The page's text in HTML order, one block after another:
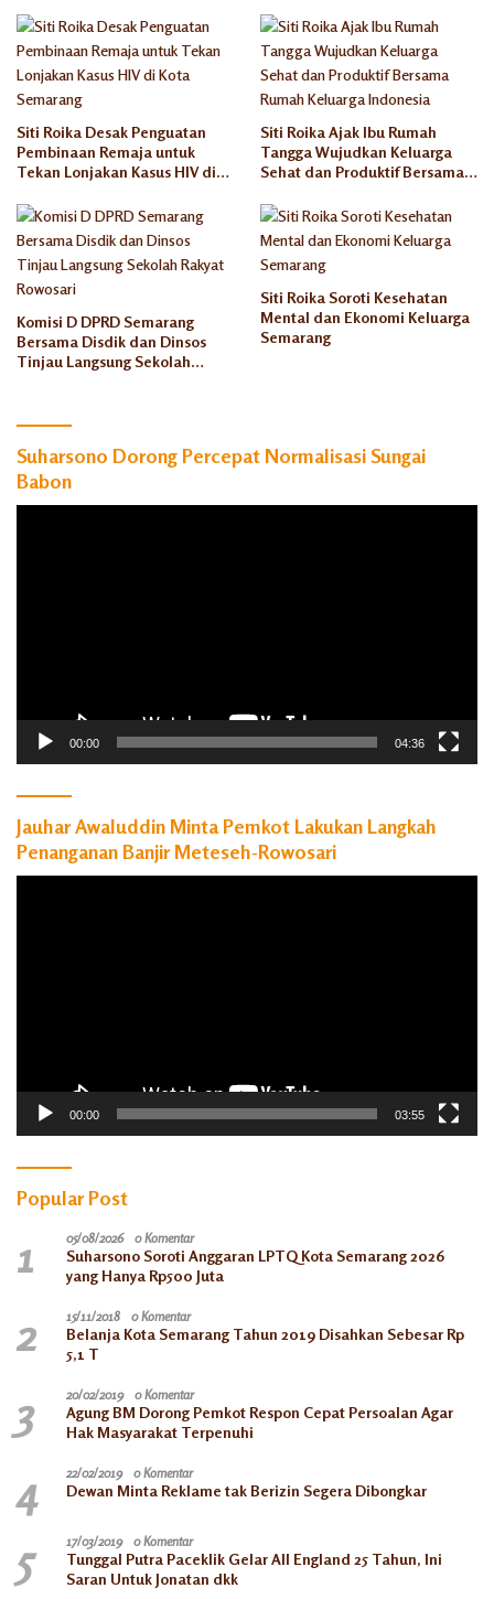
Semaran
Siti Roika Desak Penguatan
Pembinaan Remaja untuk
Tekan Lonjakan Kasus HIV di
Siti Roika Ajak Ibu Rumah
Tangga Wujudkan Keluarga
Sehat dan Produktif Bersama
Komisi D DPRD Semarang
Bersama Disdik dan Dinsos
Tinjau Langsung Sekolah
Siti Roika Soroti Kesehatan
Mental dan Ekonomi Keluarga
Semarang
Suharsono Dorong Percepat Normalisasi Sungai
Babon
00:00 04:36
Jauhar Awaluddin Minta Pemkot Lakukan Langkah
Penanganan Banjir Meteseh-Rowosari
00:00 03:55
Popular Post
1 05/08/2026 0 Komentar
Suharsono Soroti Anggaran LPTQ Kota Semarang 2026
yang Hanya Rp500 Juta
2 15/11/2018 0 Komentar
Belanja Kota Semarang Tahun 2019 Disahkan Sebesar Rp
5,1 T
3 20/02/2019 0 Komentar
Agung BM Dorong Pemkot Respon Cepat Persoalan Agar
Hak Masyarakat Terpenuhi
4 22/02/2019 0 Komentar
Dewan Minta Reklame tak Berizin Segera Dibongkar
5 17/03/2019 0 Komentar
Tunggal Putra Paceklik Gelar All England 25 Tahun, Ini
Saran Untuk Jonatan dkk